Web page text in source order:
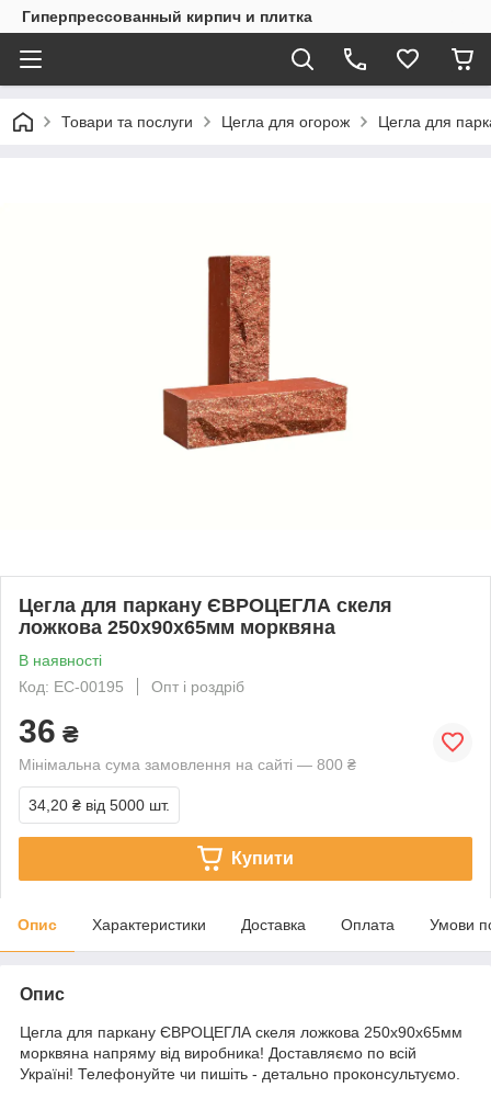
Гиперпрессованный кирпич и плитка
Товари та послуги Цегла для огорож Цегла для
Цегла для паркану ЄВРОЦЕГЛА скеля
ложкова 250х90х65мм морквяна
В наявності
Код: EC-00195
Опт і роздріб
36 ₴
Мінімальна сума замовлення на сайті — 800 ₴
34,20 ₴ від 5000 шт.
Купити
Опис Характеристики Доставка Оплата Умови
Опис
Цегла для паркану ЄВРОЦЕГЛА скеля ложкова 250х90х65мм
морквяна напряму від виробника! Доставляємо по всій
Україні! Телефонуйте чи пишіть - детально проконсультуємо.